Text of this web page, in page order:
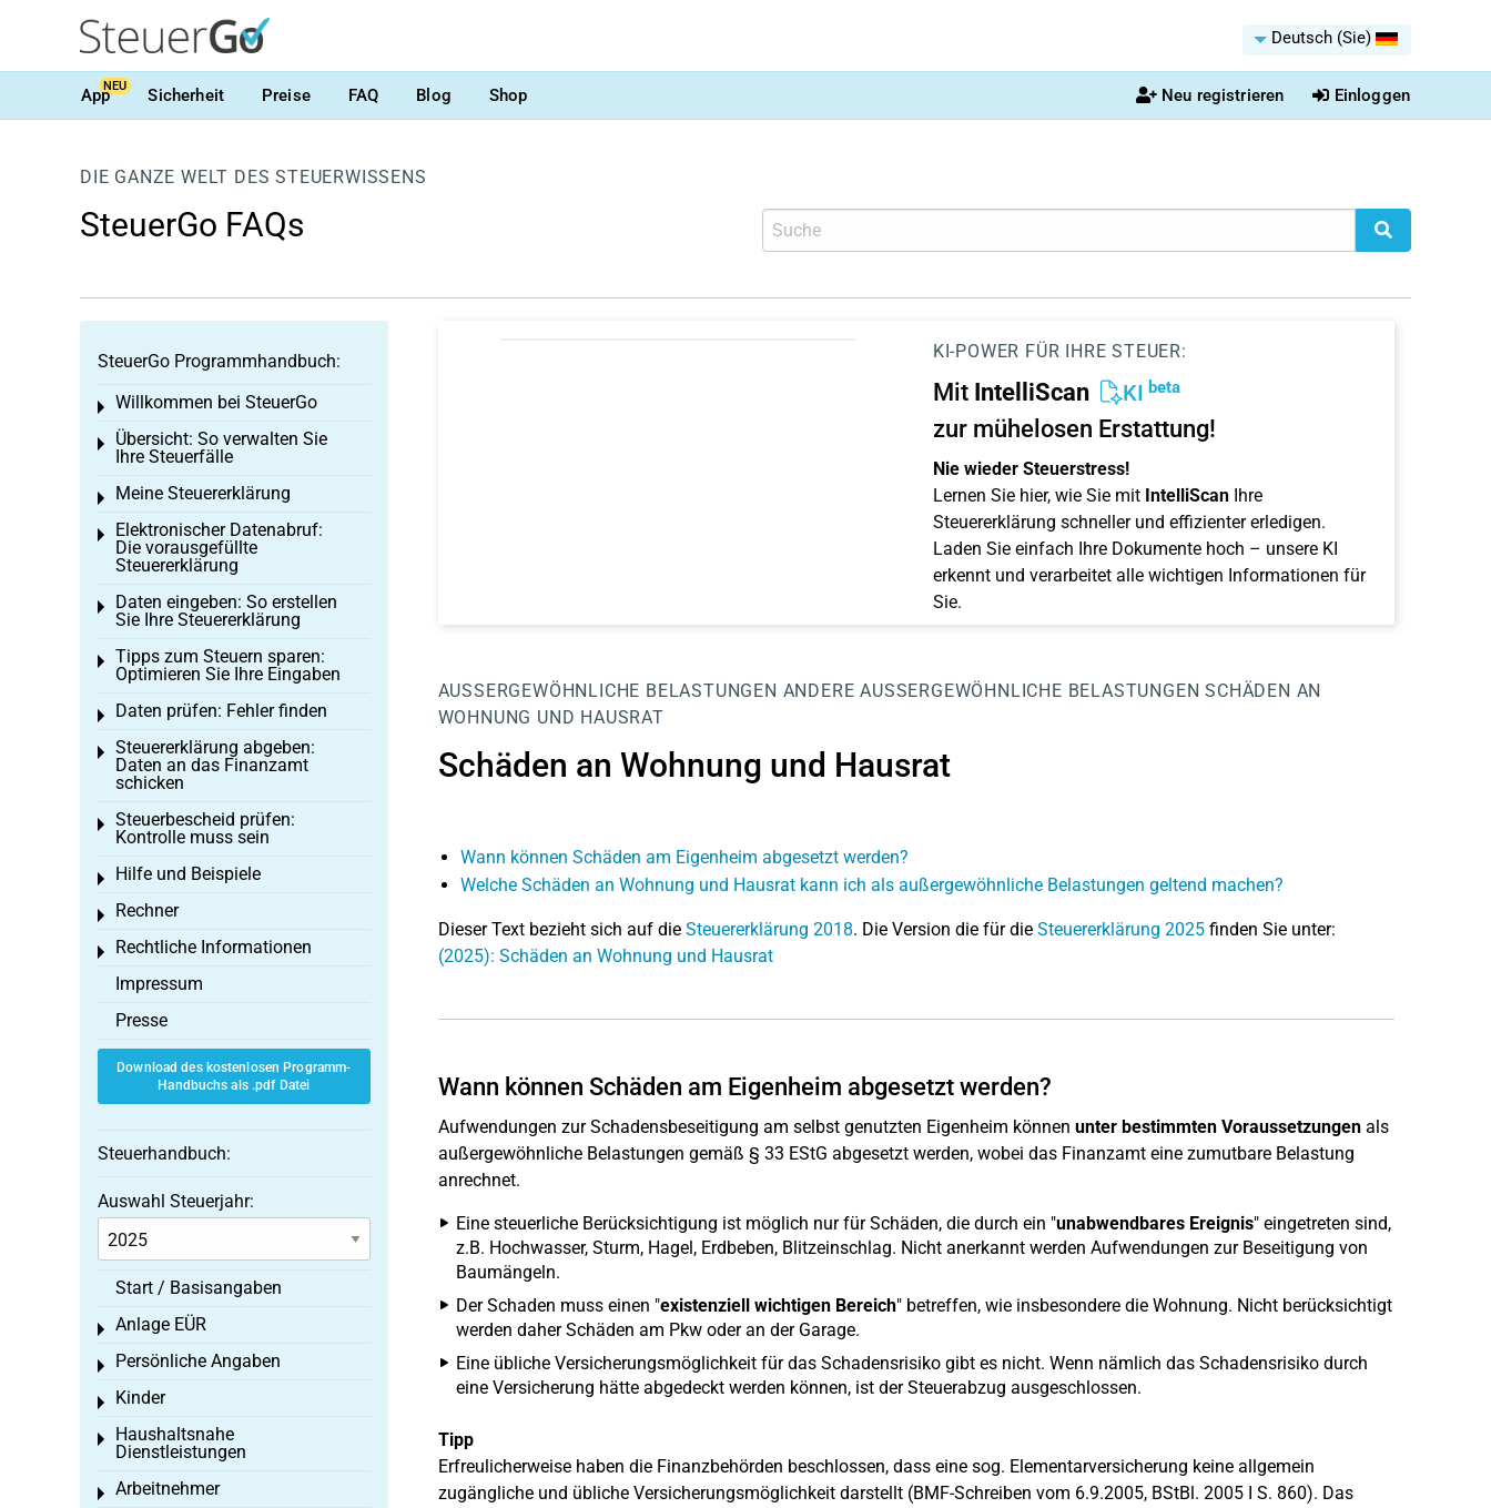
Deutsch (Sie)
AppNEU Sicherheit Preise FAQ Blog Shop Neu registrieren Einloggen
DIE GANZE WELT DES STEUERWISSENS
SteuerGo FAQs
KI-POWER FÜR IHRE STEUER:
Mit IntelliScan KI beta
zur mühelosen Erstattung!
Nie wieder Steuerstress!
Lernen Sie hier, wie Sie mit IntelliScanIhre
Steuererklärung schneller und effizienter erledigen.
Laden Sie einfach Ihre Dokumente hoch – unsere KI
erkennt und verarbeitet alle wichtigen Informationen für
Sie.
AUSSERGEWÖHNLICHE BELASTUNGEN ANDERE AUSSERGEWÖHNLICHE BELASTUNGEN
SCHÄDEN AN
WOHNUNG UND HAUSRAT
Schäden an Wohnung und Hausrat
Wann können Schäden am Eigenheim abgesetzt werden?
Welche Schäden an Wohnung und Hausrat kann ich als außergewöhnliche Belastungen geltend machen?
Dieser Text bezieht sich auf die Steuererklärung 2018. Die Version die für die Steuererklärung 2025finden Sie unter:
(2025): Schäden an Wohnung und Hausrat
Wann können Schäden am Eigenheim abgesetzt werden?
Aufwendungen zur Schadensbeseitigung am selbst genutzten Eigenheim können unter bestimmten Voraussetzungenals
außergewöhnliche Belastungen gemäß § 33 EStG abgesetzt werden, wobei das Finanzamt eine zumutbare Belastung
anrechnet.
Eine steuerliche Berücksichtigung ist möglich nur für Schäden, die durch ein "unabwendbares Ereignis" eingetreten sind,
z.B. Hochwasser, Sturm, Hagel, Erdbeben, Blitzeinschlag. Nicht anerkannt werden Aufwendungen zur Beseitigung von
Baumängeln.
Der Schaden muss einen "existenziell wichtigen Bereich" betreffen, wie insbesondere die Wohnung. Nicht berücksichtigt
werden daher Schäden am Pkw oder an der Garage.
Eine übliche Versicherungsmöglichkeit für das Schadensrisiko gibt es nicht. Wenn nämlich das Schadensrisiko durch
eine Versicherung hätte abgedeckt werden können, ist der Steuerabzug ausgeschlossen.
Tipp
Erfreulicherweise haben die Finanzbehörden beschlossen, dass eine sog. Elementarversicherung keine allgemein
zugängliche und übliche Versicherungsmöglichkeit darstellt (BMF-Schreiben vom 6.9.2005, BStBl. 2005 I S. 860). Das
SteuerGo Programmhandbuch:
Willkommen bei SteuerGo
Toggle menu
Übersicht: So verwalten Sie
Ihre Steuerfälle
Toggle menu
Meine Steuererklärung
Toggle menu
Elektronischer Datenabruf:
Die vorausgefüllte
Steuererklärung
Toggle menu
Daten eingeben: So erstellen
Sie Ihre Steuererklärung
Toggle menu
Tipps zum Steuern sparen:
Optimieren Sie Ihre Eingaben
Toggle menu
Daten prüfen: Fehler finden
Toggle menu
Steuererklärung abgeben:
Daten an das Finanzamt
schicken
Toggle menu
Steuerbescheid prüfen:
Kontrolle muss sein
Toggle menu
Hilfe und Beispiele
Toggle menu
Rechner
Toggle menu
Rechtliche Informationen
Toggle menu
Impressum
Presse
Download des kostenlosen Programm-
Handbuchs als .pdf Datei
Steuerhandbuch:
Auswahl Steuerjahr:
Start / Basisangaben
Anlage EÜR
Toggle menu
Persönliche Angaben
Toggle menu
Kinder
Toggle menu
Haushaltsnahe
Dienstleistungen
Toggle menu
Arbeitnehmer
Toggle menu